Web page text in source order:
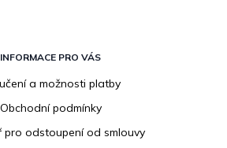
INFORMACE PRO VÁS
a možnosti platby
Obchodní podmínky
pro odstoupení od smlouvy